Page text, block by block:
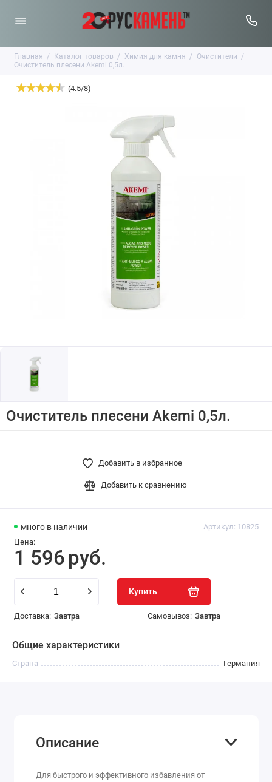
Главная Каталог товаров Химия для камня
Очистители
Очиститель плесени Akemi 0,5л.
(4.5/8)
Очиститель плесени Akemi 0,5л.
Добавить в избранное
Добавить к сравнению
много в наличии Артикул: 10825
Цена:
1 596 руб.
Купить
Доставка: Завтра Самовывоз: Завтра
Общие характеристики
Страна Германия
Описание
Для быстрого и эффективного избавления от